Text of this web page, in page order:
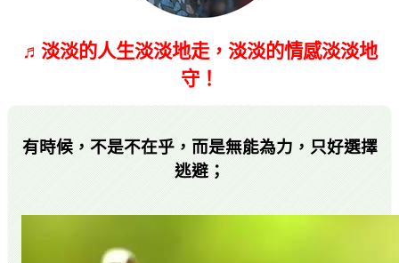
♬淡淡的人生淡淡地走，淡淡的情感淡淡地
守！
有時候，不是不在乎，而是無能為力，只好選擇
逃避；